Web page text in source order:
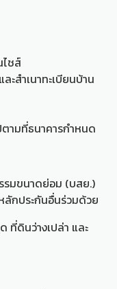
ชส์
ะสำเนาทะเบียนบ้าน
ามที่ธนาคารกำหนด
รมขนาดย่อม (บสย.)
กประกันอื่นร่วมด้วย
ที่ดินว่างเปล่า และ